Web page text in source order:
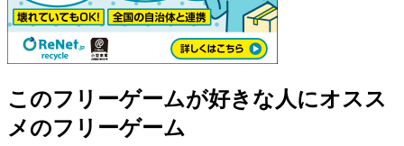
このフリーゲームが好きな人にオスス
メのフリーゲーム